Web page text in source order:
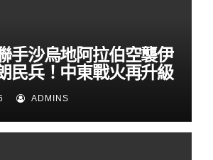
手沙烏地阿拉伯空襲伊
民兵！中東戰火再升級
ADMINS